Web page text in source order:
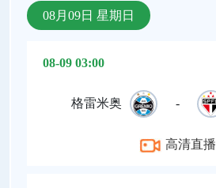
08月09日 星期日
08-09 03:00
格雷米奥 -
高清直播